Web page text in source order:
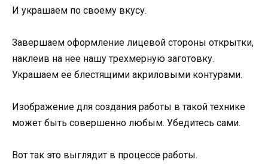
И украшаем по своему вкусу.
Завершаем оформление лицевой стороны открытки,
наклеив на нее нашу трехмерную заготовку.
Украшаем ее блестящими акриловыми контурами.
Изображение для создания работы в такой технике
может быть совершенно любым. Убедитесь сами.
Вот так это выглядит в процессе работы.